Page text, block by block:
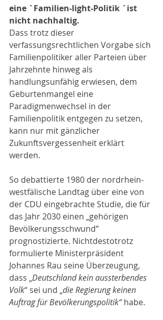
eine `Familien-light-Politik ´ist
nicht nachhaltig.
Dass trotz dieser
verfassungsrechtlichen Vorgabe sich
Familienpolitiker aller Parteien über
Jahrzehnte hinweg als
handlungsunfähig erwiesen, dem
Geburtenmangel eine
Paradigmenwechsel in der
Familienpolitik entgegen zu setzen,
kann nur mit gänzlicher
Zukunftsvergessenheit erklärt
werden.
So debattierte 1980 der nordrhein-
westfälische Landtag über eine von
der CDU eingebrachte Studie, die für
das Jahr 2030 einen „gehörigen
Bevölkerungsschwund“
prognostizierte. Nichtdestotrotz
formulierte Ministerpräsident
Johannes Rau seine Überzeugung,
dass „Deutschland kein aussterbendes
Volk“ sei und „die Regierung keinen
Auftrag für Bevölkerungspolitik“ habe.